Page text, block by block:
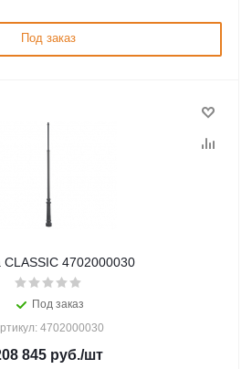
Под заказ
4702000030
Под заказ
4702000030
845 руб./шт